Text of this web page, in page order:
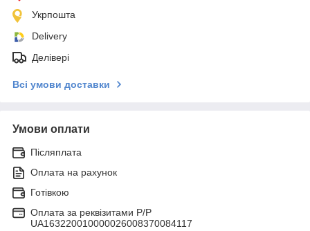
Укрпошта
Delivery
Делівері
Всі умови доставки
Умови оплати
Післяплата
Оплата на рахунок
Готівкою
Оплата за реквізитами P/Р
UA163220010000026008370084117